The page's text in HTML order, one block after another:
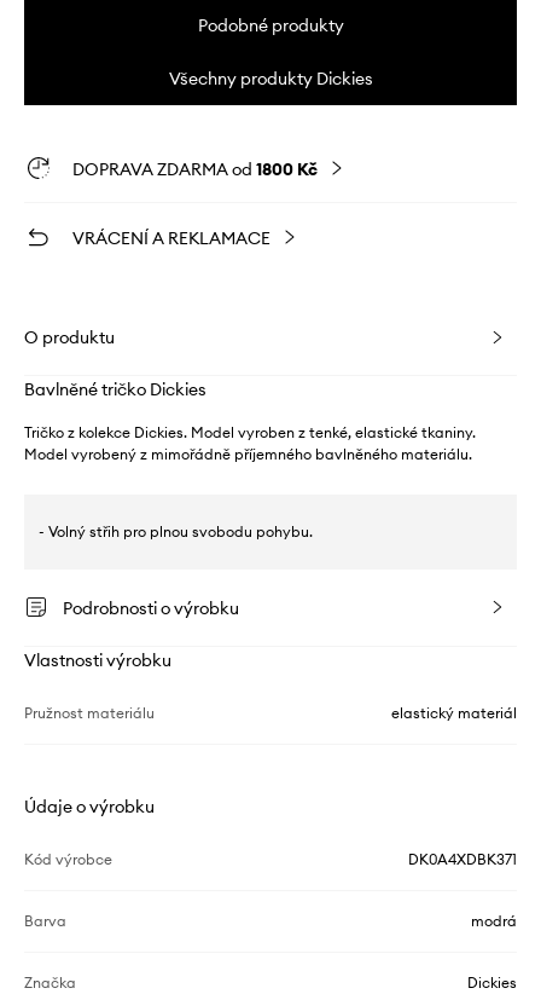
Podobné produkty
Všechny produkty Dickies
DOPRAVA ZDARMA od 1800 Kč
VRÁCENÍ A REKLAMACE
O produktu
Bavlněné tričko Dickies
Tričko z kolekce Dickies. Model vyroben z tenké, elastické tkaniny.
Model vyrobený z mimořádně příjemného bavlněného materiálu.
- Volný střih pro plnou svobodu pohybu.
Podrobnosti o výrobku
Vlastnosti výrobku
Pružnost materiálu elastický materiál
Údaje o výrobku
Kód výrobce DK0A4XDBK371
Barva modrá
Značka Dickies